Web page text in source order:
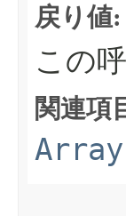
戻り値:
この
関連項